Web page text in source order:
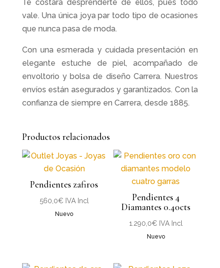
Te costará desprenderte de ellos, pues todo
vale. Una única joya par todo tipo de ocasiones
que nunca pasa de moda.
Con una esmerada y cuidada presentación en
elegante estuche de piel, acompañado de
envoltorio y bolsa de diseño Carrera. Nuestros
envíos están asegurados y garantizados. Con la
confianza de siempre en Carrera, desde 1885.
Productos relacionados
Pendientes zafiros
560,0€ IVA Incl
Nuevo
Pendientes 4
Diamantes 0.40cts
1.290,0€ IVA Incl
Nuevo